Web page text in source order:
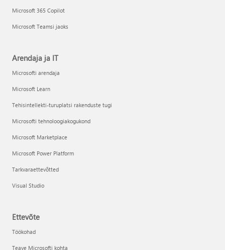
Microsoft 365 Copilot
Microsoft Teamsi jaoks
Arendaja ja IT
Microsofti arendaja
Microsoft Learn
Tehisintellekti-turuplatsi rakenduste tugi
Microsofti tehnoloogiakogukond
Microsoft Marketplace
Microsoft Power Platform
Tarkvaraettevõtted
Visual Studio
Ettevõte
Töökohad
Teave Microsofti kohta